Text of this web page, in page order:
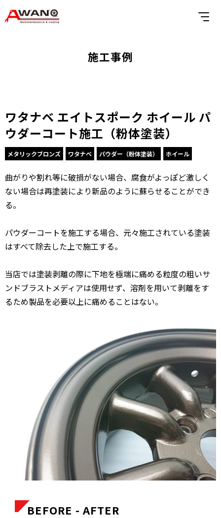
施工事例
ワタナベ エイトスポーク ホイール パ
ウダーコート施工（粉体塗装）
メタリックブロンズ ワタナベ パウダー（粉体塗装） ホイール
曲がりや割れ等に破損がない場合、腐食がよっぽど激しく
ない場合は再塗装により新品のように蘇らせることができ
る。
パウダーコートを施工する場合、元々施工されている塗装
はすべて除去した上で施工する。
当店では塗装剥離の際に下地を極端に痛める粒度の粗いサ
ンドブラストメディアは使用せず、溶剤を用いて剥離をす
るため製品を必要以上に痛めることはない。
BEFORE - AFTER